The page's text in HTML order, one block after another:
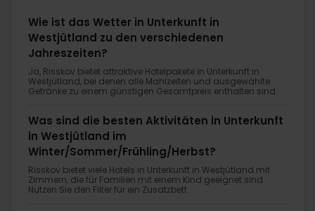
Wie ist das Wetter in Unterkunft in
Westjütland zu den verschiedenen
Jahreszeiten?
Ja, Risskov bietet attraktive Hotelpakete in Unterkunft in
Westjütland, bei denen alle Mahlzeiten und ausgewählte
Getränke zu einem günstigen Gesamtpreis enthalten sind.
Was sind die besten Aktivitäten in Unterkunft
in Westjütland im
Winter/Sommer/Frühling/Herbst?
Risskov bietet viele Hotels in Unterkunft in Westjütland mit
Zimmern, die für Familien mit einem Kind geeignet sind.
Nutzen Sie den Filter für ein Zusatzbett.